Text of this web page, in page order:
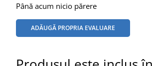
Până acum nicio părere
ADĂUGĂ PROPRIA EVALUARE